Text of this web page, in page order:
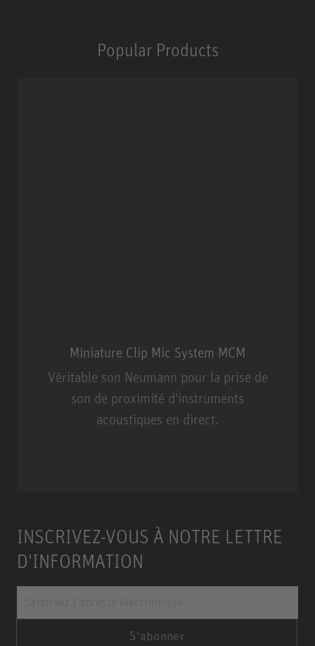
Popular Products
Miniature Clip Mic System MCM
Véritable son Neumann pour la prise de
son de proximité d'instruments
acoustiques en direct.
INSCRIVEZ-VOUS À NOTRE LETTRE
D'INFORMATION
S'abonner